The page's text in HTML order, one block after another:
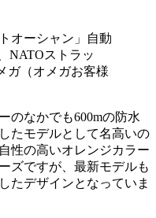
オーシャン」自動
NATOストラッ
ガ（オメガお客様
のなかでも600mの防水
たモデルとして名高いの
性の高いオレンジカラー
ズですが、最新モデルも
たデザインとなっていま